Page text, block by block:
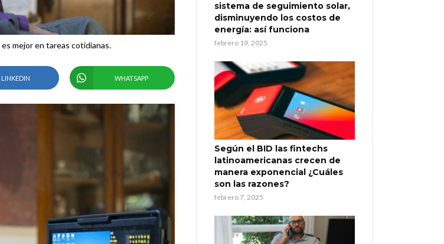
mejor en tareas cotidianas.
LINKEDIN WHATSAPP
sistema de seguimiento solar,
disminuyendo los costos de
energía: así funciona
febrero 19, 2025
Según el BID las fintechs
latinoamericanas crecen de
manera exponencial ¿Cuáles
son las razones?
febrero 7, 2025